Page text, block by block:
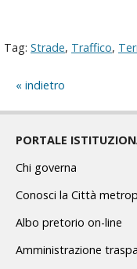
Tag: Strade, Traffico,
indietro
PORTALE
Chi governa
Conosci la Città
Albo pretorio on-line
Amministrazione